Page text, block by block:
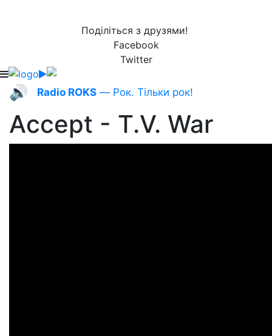
Поділіться з друзями!
Facebook
Twitter
🔊 Radio ROKS — Рок. Тільки рок!
Accept - T.V. War